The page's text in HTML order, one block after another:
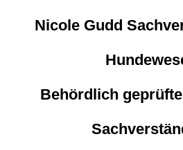
Nicole Gudd
Behördlich